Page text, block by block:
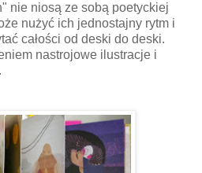
nie niosą ze sobą poetyckiej
nużyć ich jednostajny rytm i
całości od deski do deski.
nastrojowe ilustracje i